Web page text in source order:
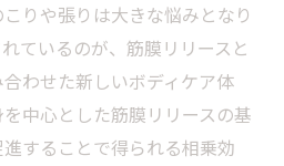
りや張りは大きな悩みとなり
ているのが、筋膜リリースと
わせた新しいボディケア体
中心とした筋膜リリースの基
することで得られる相乗効